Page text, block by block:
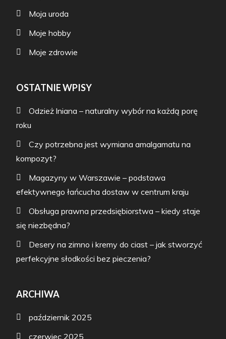
Moja uroda
Moje hobby
Moje zdrowie
OSTATNIE WPISY
Odzież lniana – naturalny wybór na każdą porę
roku
Czy potrzebna jest wymiana amalgamatu na
kompozyt?
Magazyny w Warszawie – podstawa
efektywnego łańcucha dostaw w centrum kraju
Obsługa prawna przedsiębiorstwa – kiedy staje
się niezbędna?
Desery na zimno i kremy do ciast – jak stworzyć
perfekcyjne słodkości bez pieczenia?
ARCHIWA
październik 2025
czerwiec 2025